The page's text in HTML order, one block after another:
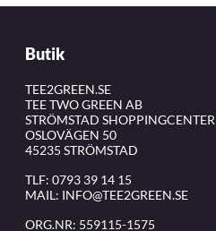
Butik
TEE2GREEN.SE
TEE TWO GREEN AB
STRÖMSTAD SHOPPINGCENTER
OSLOVÄGEN 50
45235 STRÖMSTAD
TLF: 0793 39 14 15
MAIL: INFO@TEE2GREEN.SE
ORG.NR: 559115-1575